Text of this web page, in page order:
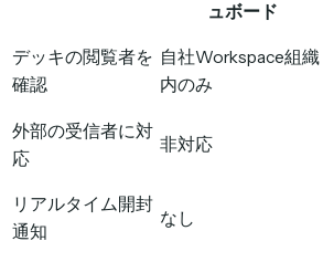
ュボード
デッキの閲覧者を
確認
自社Workspace組織
内のみ
外部の受信者に対
応
非対応
リアルタイム開封
通知
なし